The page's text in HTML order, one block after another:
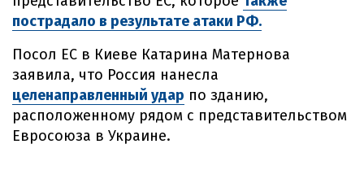
пострадало в результате атаки РФ.
Посол ЕС в Киеве Катарина Матернова
заявила, что Россия нанесла
целенаправленный удар по зданию,
расположенному рядом с представительством
Евросоюза в Украине.